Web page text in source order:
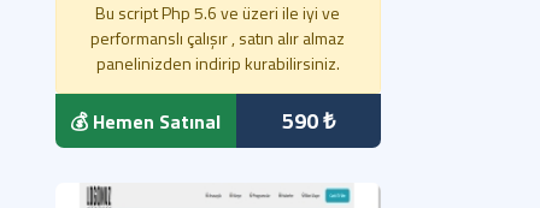
Bu script Php 5.6 ve üzeri ile iyi ve
performanslı çalışır , satın alır almaz
panelinizden indirip kurabilirsiniz.
💰 Hemen Satınal 590 ₺